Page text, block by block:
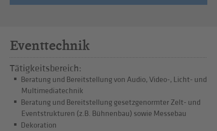
Eventtechnik
Tätigkeitsbereich:
Beratung und Bereitstellung von Audio, Video-, Licht- und
Multimediatechnik
Beratung und Bereitstellung gesetzgenormter Zelt- und
Eventstrukturen (z.B. Bühnenbau) sowie Messebau
Dekoration